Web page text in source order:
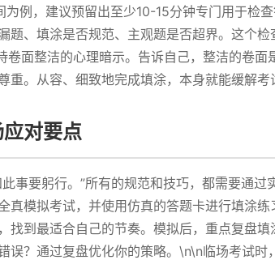
为例，建议预留出至少10-15分钟专门用于检
题、填涂是否规范、主观题是否超界。这个
面整洁的心理暗示。告诉自己，整洁的卷面
重。从容、细致地完成填涂，本身就能缓解考
对要点
事要躬行。”所有的规范和技巧，都需要通
真模拟考试，并使用仿真的答题卡进行填涂
找到最适合自己的节奏。模拟后，重点复盘
误？通过复盘优化你的策略。\n\n临场考试时